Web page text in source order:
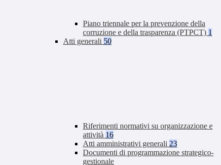
Piano triennale per la prevenzione della
corruzione e della trasparenza (PTPCT) 1
Atti generali 50
Riferimenti normativi su organizzazione e
attività 16
Atti amministrativi generali 23
Documenti di programmazione strategico-
gestionale